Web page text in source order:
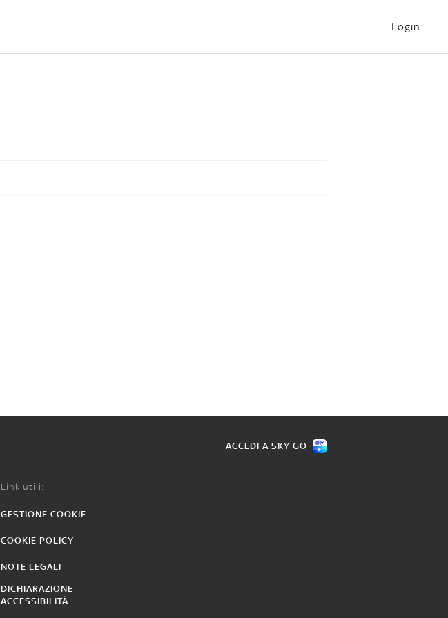
Login
ACCEDI A SKY GO
Link utili:
GESTIONE COOKIE
COOKIE POLICY
NOTE LEGALI
DICHIARAZIONE
ACCESSIBILITÀ